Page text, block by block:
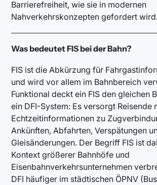
Barrierefreiheit, wie sie in modernen
Nahverkehrskonzepten gefordert
Was bedeutet FIS bei der Bahn?
FIS ist die Abkürzung für
und wird vor allem im Bahnbereich
Funktional deckt ein FIS den gleichen
ein DFI-System: Es versorgt Reisende
Echtzeitinformationen zu
Ankünften, Abfahrten, Verspätungen
Gleisänderungen. Der Begriff FIS ist
Kontext größerer Bahnhöfe und
Eisenbahnverkehrsunternehmen
DFI häufiger im städtischen ÖPNV